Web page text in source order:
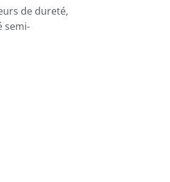
de dureté,
semi-